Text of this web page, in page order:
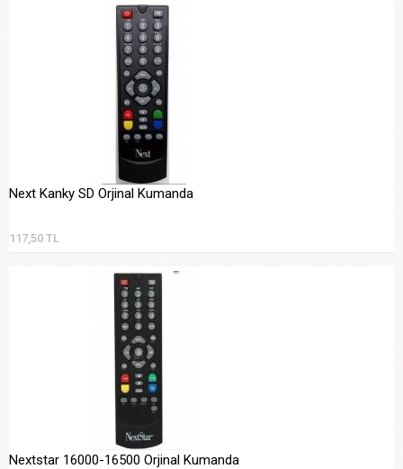
Next Kanky SD Orjinal Kumanda
117,50 TL
Nextstar 16000-16500 Orjinal Kumanda